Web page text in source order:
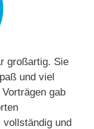
großartig. Sie
und viel
gab
und